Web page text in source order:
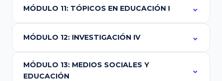
MÓDULO 11: TÓPICOS EN EDUCACIÓN I
MÓDULO 12: INVESTIGACIÓN IV
MÓDULO 13: MEDIOS SOCIALES Y
EDUCACIÓN